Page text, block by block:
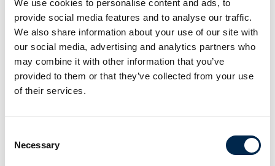
We use cookies to personalise content and ads, to
provide social media features and to analyse our traffic.
We also share information about your use of our site with
our social media, advertising and analytics partners who
may combine it with other information that you’ve
provided to them or that they’ve collected from your use
of their services.
Selection
Necessary
Mød Max Hunt